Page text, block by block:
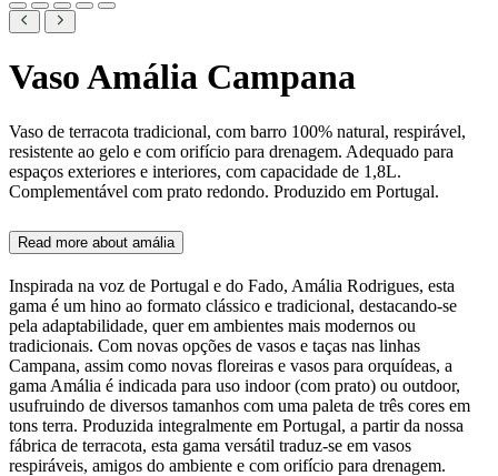
Vaso Amália Campana
Vaso de terracota tradicional, com barro 100% natural, respirável,
resistente ao gelo e com orifício para drenagem. Adequado para
espaços exteriores e interiores, com capacidade de 1,8L.
Complementável com prato redondo. Produzido em Portugal.
Read more about amália
Inspirada na voz de Portugal e do Fado, Amália Rodrigues, esta
gama é um hino ao formato clássico e tradicional, destacando-se
pela adaptabilidade, quer em ambientes mais modernos ou
tradicionais. Com novas opções de vasos e taças nas linhas
Campana, assim como novas floreiras e vasos para orquídeas, a
gama Amália é indicada para uso indoor (com prato) ou outdoor,
usufruindo de diversos tamanhos com uma paleta de três cores em
tons terra. Produzida integralmente em Portugal, a partir da nossa
fábrica de terracota, esta gama versátil traduz-se em vasos
respiráveis, amigos do ambiente e com orifício para drenagem.